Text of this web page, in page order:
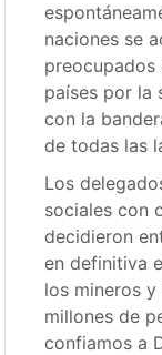
naciones se
preocupados
países por la
con la
de todas las
Los
sociales con
decidieron
en definitiva
los mineros
millones de
confiamos a